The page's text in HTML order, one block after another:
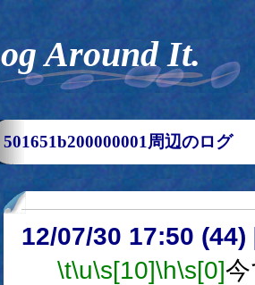
Log Around It.
501651b200000001周辺のログ
12/07/30 17:50 (44)
\t\u\s[10]\h\s[0]